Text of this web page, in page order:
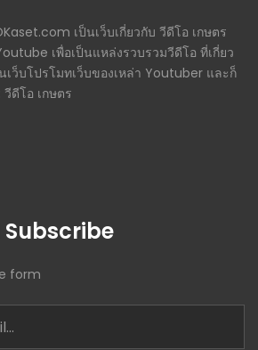
เป็นเว็บเกี่ยวกับ วีดีโอ เกษตร
เพื่อเป็นแหล่งรวบรวมวีดีโอ ที่เกี่ยว
เว็บโปรโมทเว็บของเหล่า Youtuber และก็
ดีโอ เกษตร
Subscribe
form